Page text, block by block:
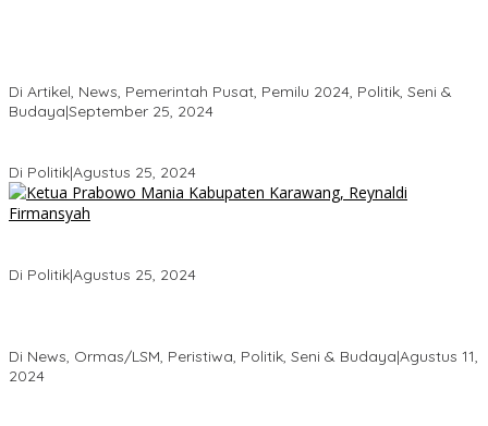
Di Artikel, News, Pemerintah Pusat, Pemilu 2024, Politik, Seni &
Budaya|September 25, 2024
Di Politik|Agustus 25, 2024
Di Politik|Agustus 25, 2024
Di News, Ormas/LSM, Peristiwa, Politik, Seni & Budaya|Agustus 11,
2024